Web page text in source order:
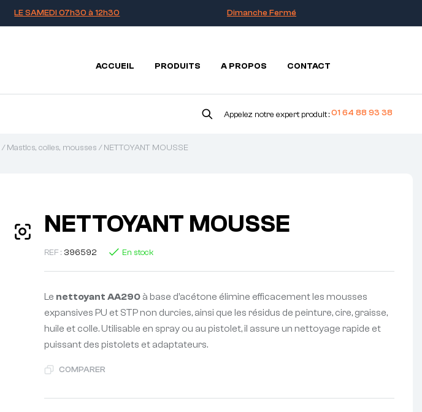
LE SAMEDI 07h30 à 12h30 Dimanche Fermé
ACCUEIL PRODUITS A PROPOS CONTACT
Appelez notre expert produit : 01 64 88 93 38
/Mastics, colles, mousses / NETTOYANT MOUSSE
NETTOYANT MOUSSE
REF : 396592 En stock
Le nettoyant AA290 à base d’acétone élimine efficacement les mousses
expansives PU et STP non durcies, ainsi que les résidus de peinture, cire, graisse,
huile et colle. Utilisable en spray ou au pistolet, il assure un nettoyage rapide et
puissant des pistolets et adaptateurs.
COMPARER